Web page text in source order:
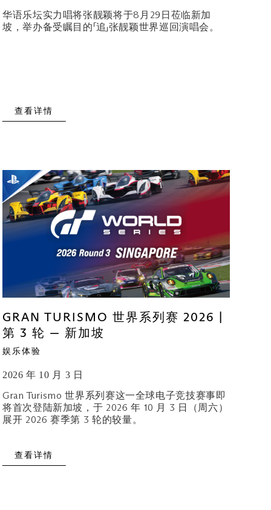
华语乐坛实力唱将张靓颖将于8月29日莅临新加
坡，举办备受瞩目的「追」张靓颖世界巡回演唱会。
查看详情
GRAN TURISMO 世界系列赛 2026 |
第 3 轮 — 新加坡
娱乐体验
2026 年 10 月 3 日
Gran Turismo 世界系列赛这一全球电子竞技赛事即
将首次登陆新加坡，于 2026 年 10 月 3 日（周六）
展开 2026 赛季第 3 轮的较量。
查看详情